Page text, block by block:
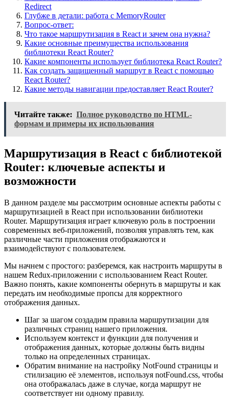
Redirect
Глубже в детали: работа с MemoryRouter
Вопрос-ответ:
Что такое маршрутизация в React и зачем она нужна?
Какие основные преимущества использования
библиотеки React Router?
Какие компоненты использует библиотека React Router?
Как создать защищенный маршрут в React с помощью
React Router?
Какие методы навигации предоставляет React Router?
Читайте также: Полное руководство по HTML-
формам и примеры их использования
Маршрутизация в React с библиотекой
Router: ключевые аспекты и
возможности
В данном разделе мы рассмотрим основные аспекты работы с
маршрутизацией в React при использовании библиотеки
Router. Маршрутизация играет ключевую роль в построении
современных веб-приложений, позволяя управлять тем, как
различные части приложения отображаются и
взаимодействуют с пользователем.
Мы начнем с простого: разберемся, как настроить маршруты в
нашем Redux-приложении с использованием React Router.
Важно понять, какие компоненты обернуть в маршруты и как
передать им необходимые пропсы для корректного
отображения данных.
Шаг за шагом создадим правила маршрутизации для
различных страниц нашего приложения.
Используем контекст и функции для получения и
отображения данных, которые должны быть видны
только на определенных страницах.
Обратим внимание на настройку NotFound страницы и
стилизацию её элементов, используя notFound.css, чтобы
она отображалась даже в случае, когда маршрут не
соответствует ни одному правилу.